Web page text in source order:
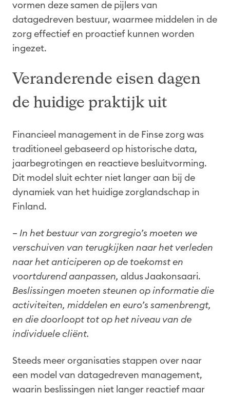
vormen deze samen de pijlers van
datagedreven bestuur, waarmee middelen in de
zorg effectief en proactief kunnen worden
ingezet.
Veranderende eisen dagen
de huidige praktijk uit
Financieel management in de Finse zorg was
traditioneel gebaseerd op historische data,
jaarbegrotingen en reactieve besluitvorming.
Dit model sluit echter niet langer aan bij de
dynamiek van het huidige zorglandschap in
Finland.
– In het bestuur van zorgregio’s moeten we
verschuiven van terugkijken naar het verleden
naar het anticiperen op de toekomst en
voortdurend aanpassen, aldus Jaakonsaari.
Beslissingen moeten steunen op informatie die
activiteiten, middelen en euro’s samenbrengt,
en die doorloopt tot op het niveau van de
individuele cliënt.
Steeds meer organisaties stappen over naar
een model van datagedreven management,
waarin beslissingen niet langer reactief maar